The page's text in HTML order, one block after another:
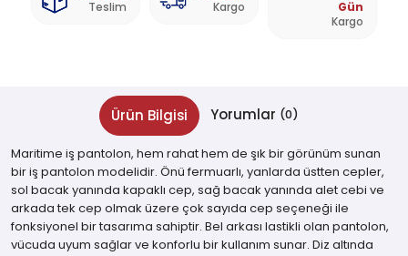
Teslim
Kargo
Gün
Kargo
Ürün Bilgisi Yorumlar (0)
Maritime iş pantolon, hem rahat hem de şık bir görünüm sunan
bir iş pantolon modelidir. Önü fermuarlı, yanlarda üstten cepler,
sol bacak yanında kapaklı cep, sağ bacak yanında alet cebi ve
arkada tek cep olmak üzere çok sayıda cep seçeneği ile
fonksiyonel bir tasarıma sahiptir. Bel arkası lastikli olan pantolon,
vücuda uyum sağlar ve konforlu bir kullanım sunar. Diz altında